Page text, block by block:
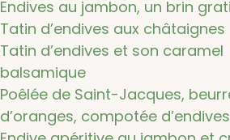
Endives au jambon, un brin
Tatin d’endives aux châtaignes
Tatin d’endives et son caramel
balsamique
Poêlée de Saint-Jacques,
d’oranges, compotée d’endives